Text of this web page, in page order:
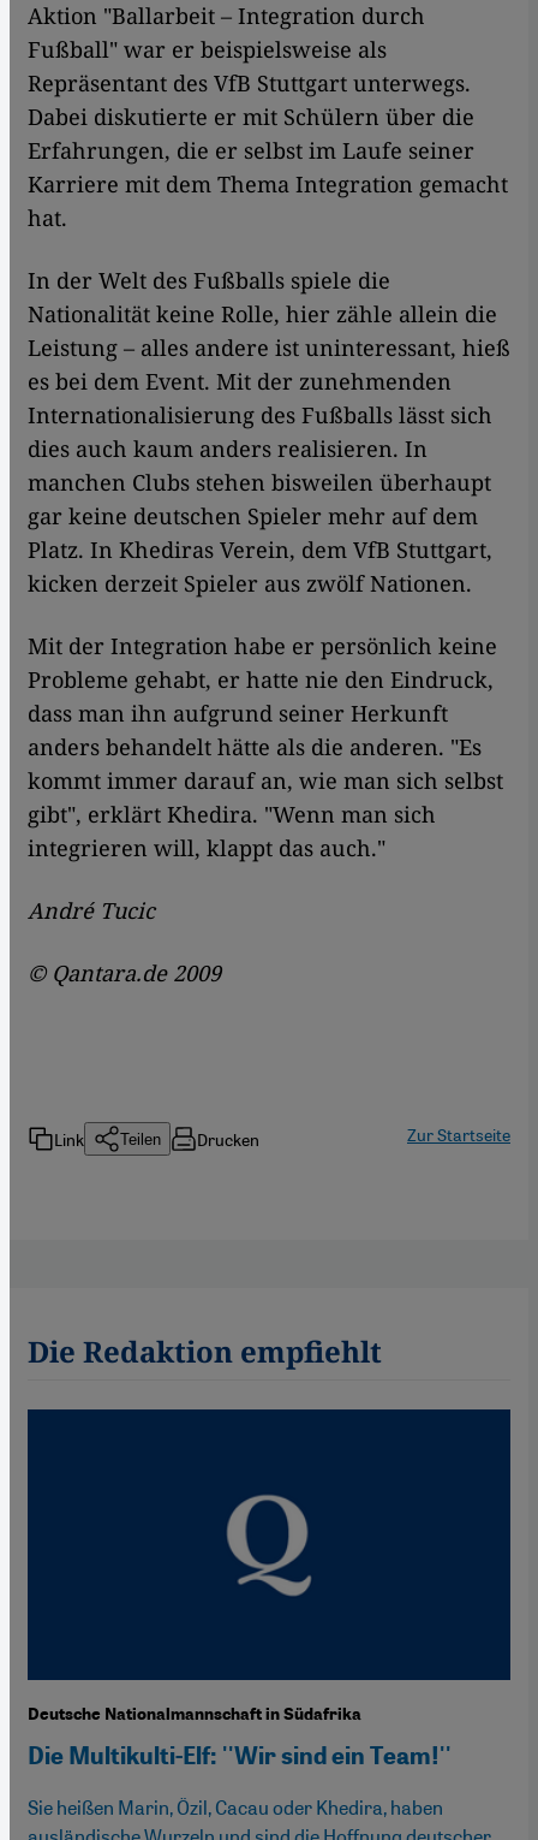
Aktion "Ballarbeit – Integration durch
Fußball" war er beispielsweise als
Repräsentant des VfB Stuttgart unterwegs.
Dabei diskutierte er mit Schülern über die
Erfahrungen, die er selbst im Laufe seiner
Karriere mit dem Thema Integration gemacht
hat.
In der Welt des Fußballs spiele die
Nationalität keine Rolle, hier zähle allein die
Leistung – alles andere ist uninteressant, hieß
es bei dem Event. Mit der zunehmenden
Internationalisierung des Fußballs lässt sich
dies auch kaum anders realisieren. In
manchen Clubs stehen bisweilen überhaupt
gar keine deutschen Spieler mehr auf dem
Platz. In Khediras Verein, dem VfB Stuttgart,
kicken derzeit Spieler aus zwölf Nationen.
Mit der Integration habe er persönlich keine
Probleme gehabt, er hatte nie den Eindruck,
dass man ihn aufgrund seiner Herkunft
anders behandelt hätte als die anderen. "Es
kommt immer darauf an, wie man sich selbst
gibt", erklärt Khedira. "Wenn man sich
integrieren will, klappt das auch."
André Tucic
© Qantara.de 2009
Link Teilen Drucken Zur Startseite
Die Redaktion empfiehlt
Deutsche Nationalmannschaft in Südafrika
Die Multikulti-Elf: ''Wir sind ein Team!''
Sie heißen Marin, Özil, Cacau oder Khedira, haben